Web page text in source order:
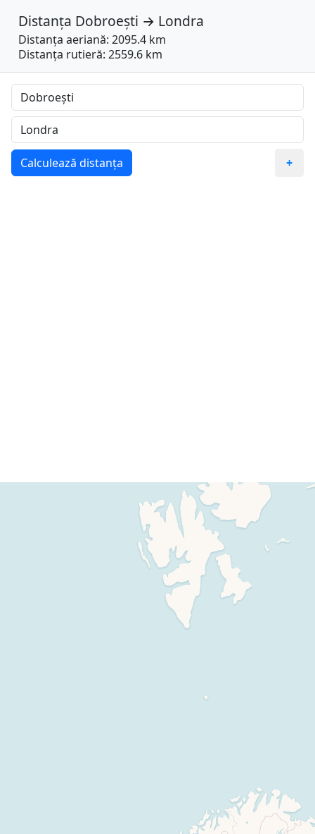
Distanța Dobroești → Londra
Distanța aeriană: 2095.4 km
Distanța rutieră: 2559.6 km
Calculează distanța +